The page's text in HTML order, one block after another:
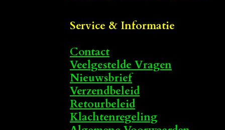
Service & Informatie
Contact
Veelgestelde Vragen
Nieuwsbrief
Verzendbeleid
Retourbeleid
Klachtenregeling